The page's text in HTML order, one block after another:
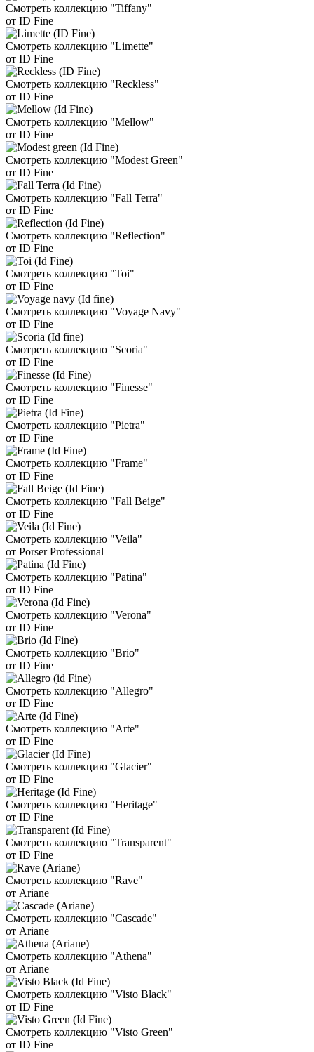
Смотреть коллекцию "Tiffany"
от ID Fine
Смотреть коллекцию "Limette"
от ID Fine
Смотреть коллекцию "Reckless"
от ID Fine
Смотреть коллекцию "Mellow"
от ID Fine
Смотреть коллекцию "Modest Green"
от ID Fine
Смотреть коллекцию "Fall Terra"
от ID Fine
Смотреть коллекцию "Reflection"
от ID Fine
Смотреть коллекцию "Toi"
от ID Fine
Смотреть коллекцию "Voyage Navy"
от ID Fine
Смотреть коллекцию "Scoria"
от ID Fine
Смотреть коллекцию "Finesse"
от ID Fine
Смотреть коллекцию "Pietra"
от ID Fine
Смотреть коллекцию "Frame"
от ID Fine
Смотреть коллекцию "Fall Beige"
от ID Fine
Смотреть коллекцию "Veila"
от Porser Professional
Смотреть коллекцию "Patina"
от ID Fine
Смотреть коллекцию "Verona"
от ID Fine
Смотреть коллекцию "Brio"
от ID Fine
Смотреть коллекцию "Allegro"
от ID Fine
Смотреть коллекцию "Arte"
от ID Fine
Смотреть коллекцию "Glacier"
от ID Fine
Смотреть коллекцию "Heritage"
от ID Fine
Смотреть коллекцию "Transparent"
от ID Fine
Смотреть коллекцию "Rave"
от Ariane
Смотреть коллекцию "Cascade"
от Ariane
Смотреть коллекцию "Athena"
от Ariane
Смотреть коллекцию "Visto Black"
от ID Fine
Смотреть коллекцию "Visto Green"
от ID Fine